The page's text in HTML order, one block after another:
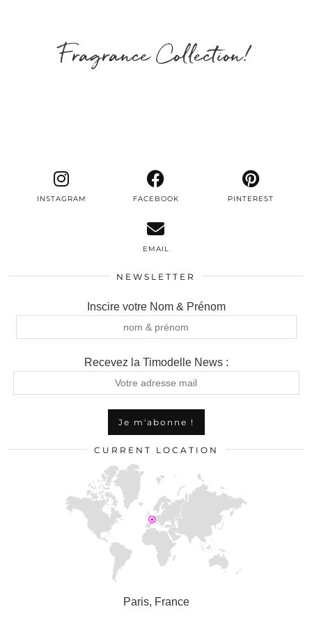
Fragrance Collection!
INSTAGRAM FACEBOOK PINTEREST
EMAIL
NEWSLETTER
Inscire votre Nom & Prénom
Recevez la Timodelle News :
CURRENT LOCATION
Paris, France